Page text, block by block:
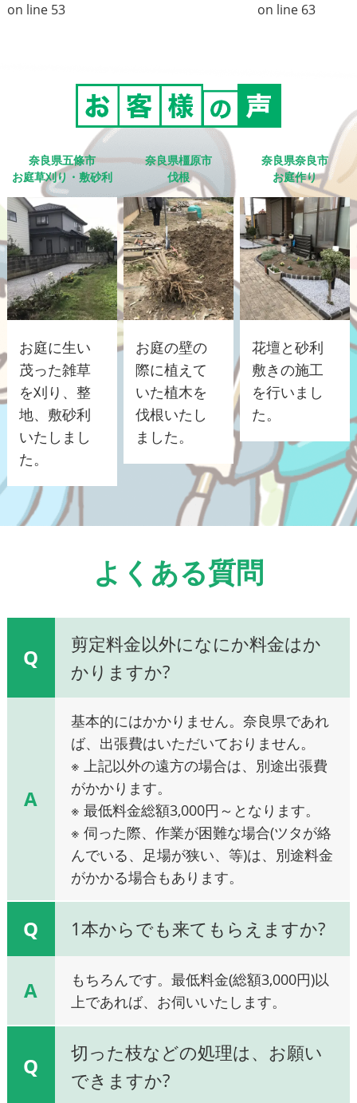
on line 53
on line 63
奈良県五條市
お庭草刈り・敷砂利
お庭に生い
茂った雑草
を刈り、整
地、敷砂利
いたしまし
た。
奈良県橿原市
伐根
お庭の壁の
際に植えて
いた植木を
伐根いたし
ました。
奈良県奈良市
お庭作り
花壇と砂利
敷きの施工
を行いまし
た。
よくある質問
Q
剪定料金以外になにか料金はか
かりますか?
A
基本的にはかかりません。奈良県であれ
ば、出張費はいただいておりません。
※ 上記以外の遠方の場合は、別途出張費
がかかります。
※ 最低料金総額3,000円～となります。
※ 伺った際、作業が困難な場合(ツタが絡
んでいる、足場が狭い、等)は、別途料金
がかかる場合もあります。
Q 1本からでも来てもらえますか?
A
もちろんです。最低料金(総額3,000円)以
上であれば、お伺いいたします。
Q
切った枝などの処理は、お願い
できますか?